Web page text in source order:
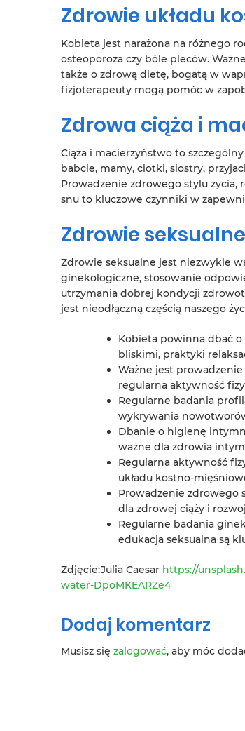
Zdrowie układu
Kobieta jest narażona na różnego
osteoporoza czy bóle pleców.
także o zdrową dietę, bogatą w
fizjoterapeuty mogą pomóc w
Zdrowa ciąża i
Ciąża i macierzyństwo to
babcie, mamy, ciotki, siostry,
Prowadzenie zdrowego stylu życia,
snu to kluczowe czynniki w
Zdrowie seksualne
Zdrowie seksualne jest niezwykle
ginekologiczne, stosowanie
utrzymania dobrej kondycji
jest nieodłączną częścią naszego
Kobieta powinna dbać
bliskimi, praktyki
Ważne jest
regularna aktywność
Regularne badania
wykrywania
Dbanie o higienę
ważne dla zdrowia
Regularna aktywność
układu kostno-
Prowadzenie zdrowego
dla zdrowej ciąży i
Regularne badania
edukacja seksualna są
Zdjęcie:Julia Caesar https://
water-DpoMKEARZe4
Dodaj komentarz
Musisz się zalogować, aby móc